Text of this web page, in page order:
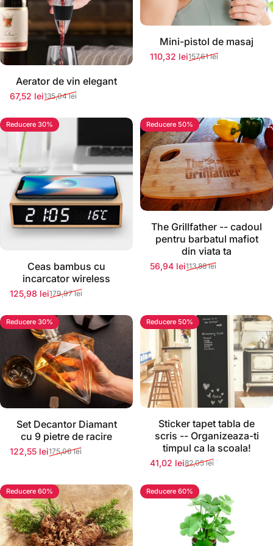
Stoc momentan epuizat
Aerator de vin elegant
Preț redus
67,52 lei
Preț normal135,04 lei
Mini-pistol de masaj
Preț redus
110,32 lei
Preț normal157,61 lei
Reducere 30%
Ceas bambus cu
incarcator wireless
Preț redus
125,98 lei
Preț normal179,97 lei
Reducere 50%
Stoc momentan epuizat
The Grillfather -- cadoul
pentru barbatul mafiot
din viata ta
Preț redus
56,94 lei
Preț normal113,88 lei
Reducere 30%
Stoc momentan epuizat
Set Decantor Diamant
cu 9 pietre de racire
Preț redus
122,55 lei
Preț normal175,06 lei
Reducere 50%
Stoc momentan epuizat
Sticker tapet tabla de
scris -- Organizeaza-ti
timpul ca la scoala!
Preț redus
41,02 lei
Preț normal
82,05 lei
Reducere 60% Reducere 60%